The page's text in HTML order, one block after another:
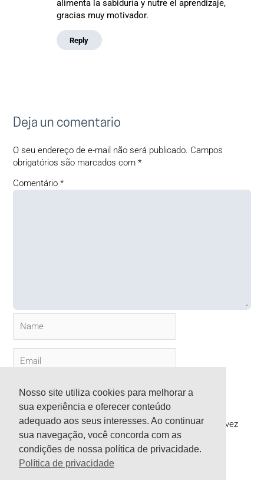
alimenta la sabiduría y nutre el aprendizaje,
gracias muy motivador.
Reply
Deja un comentario
O seu endereço de e-mail não será publicado. Campos
obrigatórios são marcados com *
Comentário *
Website
Salvar meus dados neste navegador para a próxima vez
que eu comentar.
Nosso site utiliza cookies para melhorar a
sua experiência e oferecer conteúdo
adequado aos seus interesses. Ao continuar
sua navegação, você concorda com as
condições de nossa política de privacidade.
Política de privacidade